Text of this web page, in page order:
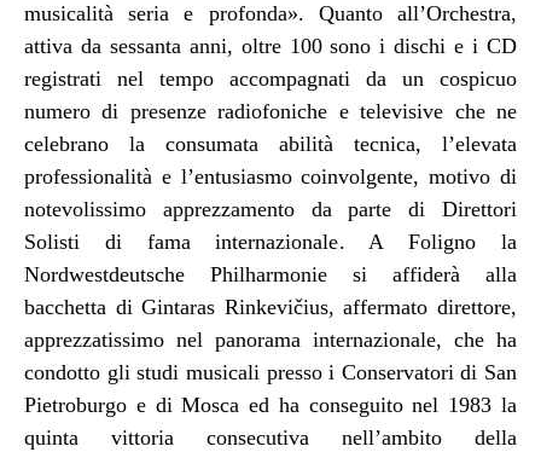
musicalità seria e profonda». Quanto all’Orchestra,
attiva da sessanta anni, oltre 100 sono i dischi e i CD
registrati nel tempo accompagnati da un cospicuo
numero di presenze radiofoniche e televisive che ne
celebrano la consumata abilità tecnica, l’elevata
professionalità e l’entusiasmo coinvolgente, motivo di
notevolissimo apprezzamento da parte di Direttori
Solisti di fama internazionale. A Foligno la
Nordwestdeutsche Philharmonie si affiderà alla
bacchetta di Gintaras Rinkevičius, affermato direttore,
apprezzatissimo nel panorama internazionale, che ha
condotto gli studi musicali presso i Conservatori di San
Pietroburgo e di Mosca ed ha conseguito nel 1983 la
quinta vittoria consecutiva nell’ambito della